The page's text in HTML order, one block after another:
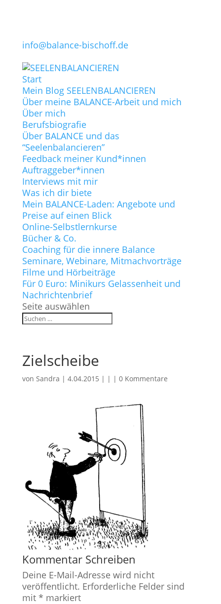
info@balance-bischoff.de
Start
Mein Blog SEELENBALANCIEREN
Über meine BALANCE-Arbeit und mich
Über mich
Berufsbiografie
Über BALANCE und das
“Seelenbalancieren”
Feedback meiner Kund*innen
Auftraggeber*innen
Interviews mit mir
Was ich dir biete
Mein BALANCE-Laden: Angebote und
Preise auf einen Blick
Online-Selbstlernkurse
Bücher & Co.
Coaching für die innere Balance
Seminare, Webinare, Mitmachvorträge
Filme und Hörbeiträge
Für 0 Euro: Minikurs Gelassenheit und
Nachrichtenbrief
Seite auswählen
Zielscheibe
von Sandra | 4.04.2015 | | | 0 Kommentare
Kommentar Schreiben
Deine E-Mail-Adresse wird nicht
veröffentlicht. Erforderliche Felder sind
mit * markiert